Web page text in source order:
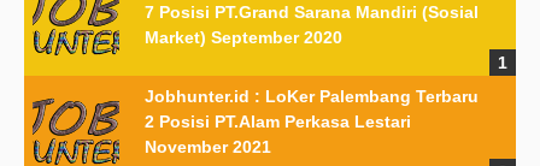
7 Posisi PT.Grand Sarana Mandiri (Sosial
Market) September 2020
Jobhunter.id : LoKer Palembang Terbaru
2 Posisi PT.Alam Perkasa Lestari
November 2021